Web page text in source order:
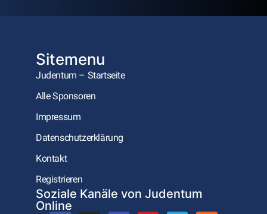
Sitemenu
Judentum – Startseite
Alle Sponsoren
Impressum
Datenschutzerklärung
Kontakt
Registrieren
Soziale Kanäle von Judentum
Online